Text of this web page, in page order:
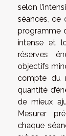
selon
séances, ce
programme
intense et
réserves
objectifs
compte du
quantité
de mieux
Mesurer
chaque